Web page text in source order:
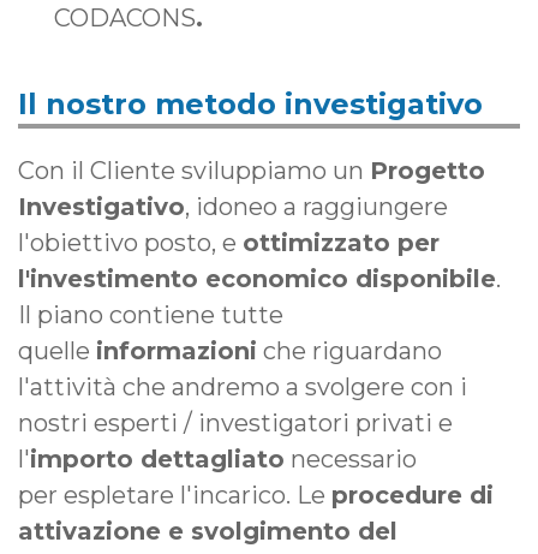
CODACONS.
Il nostro metodo investigativo
Con il Cliente sviluppiamo un Progetto
Investigativo, idoneo a raggiungere
l'obiettivo posto, e ottimizzato per
l'investimento economico disponibile.
Il piano contiene tutte
quelle informazioni che riguardano
l'attività che andremo a svolgere con i
nostri esperti / investigatori privati e
l'importo dettagliato necessario
per espletare l'incarico. Le procedure di
attivazione e svolgimento del